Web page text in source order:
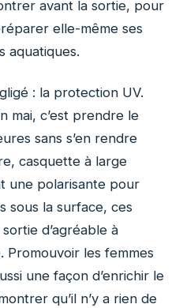
avant la sortie, pour
elle-même ses
aquatiques.
: la protection UV.
mai, c’est prendre le
sans s’en rendre
casquette à large
une polarisante pour
sous la surface, ces
d’agréable à
les femmes
une façon d’enrichir le
qu’il n’y a rien de